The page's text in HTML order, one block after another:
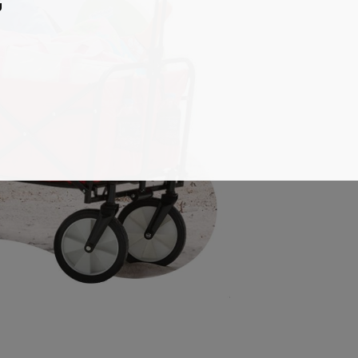
felhasználói élményt
amely kizárólag az IP címeket
reklámajánlatokkal tudjuk